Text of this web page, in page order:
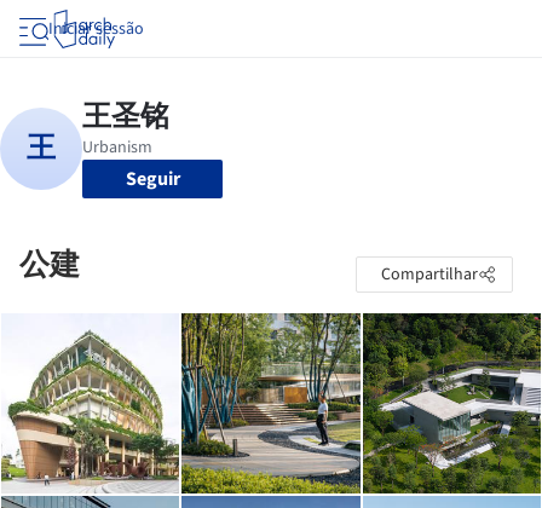
Iniciar sessão
Seguir
公建 Compartilhar